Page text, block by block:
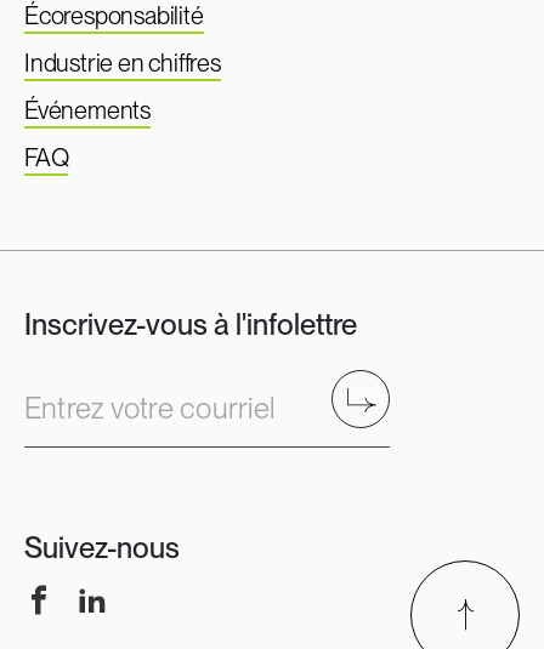
Écoresponsabilité
Industrie en chiffres
Événements
FAQ
Inscrivez-vous à l'infolettre
Entrez votre courriel Envoyer
Suivez-nous
FacebookLinkedIn